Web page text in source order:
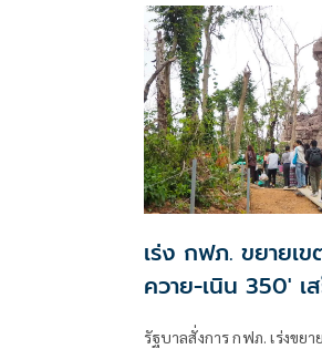
เร่ง กฟภ. ขยายเ
ควาย-เนิน 350' เ
รัฐบาลสั่งการ กฟภ. เร่งขย